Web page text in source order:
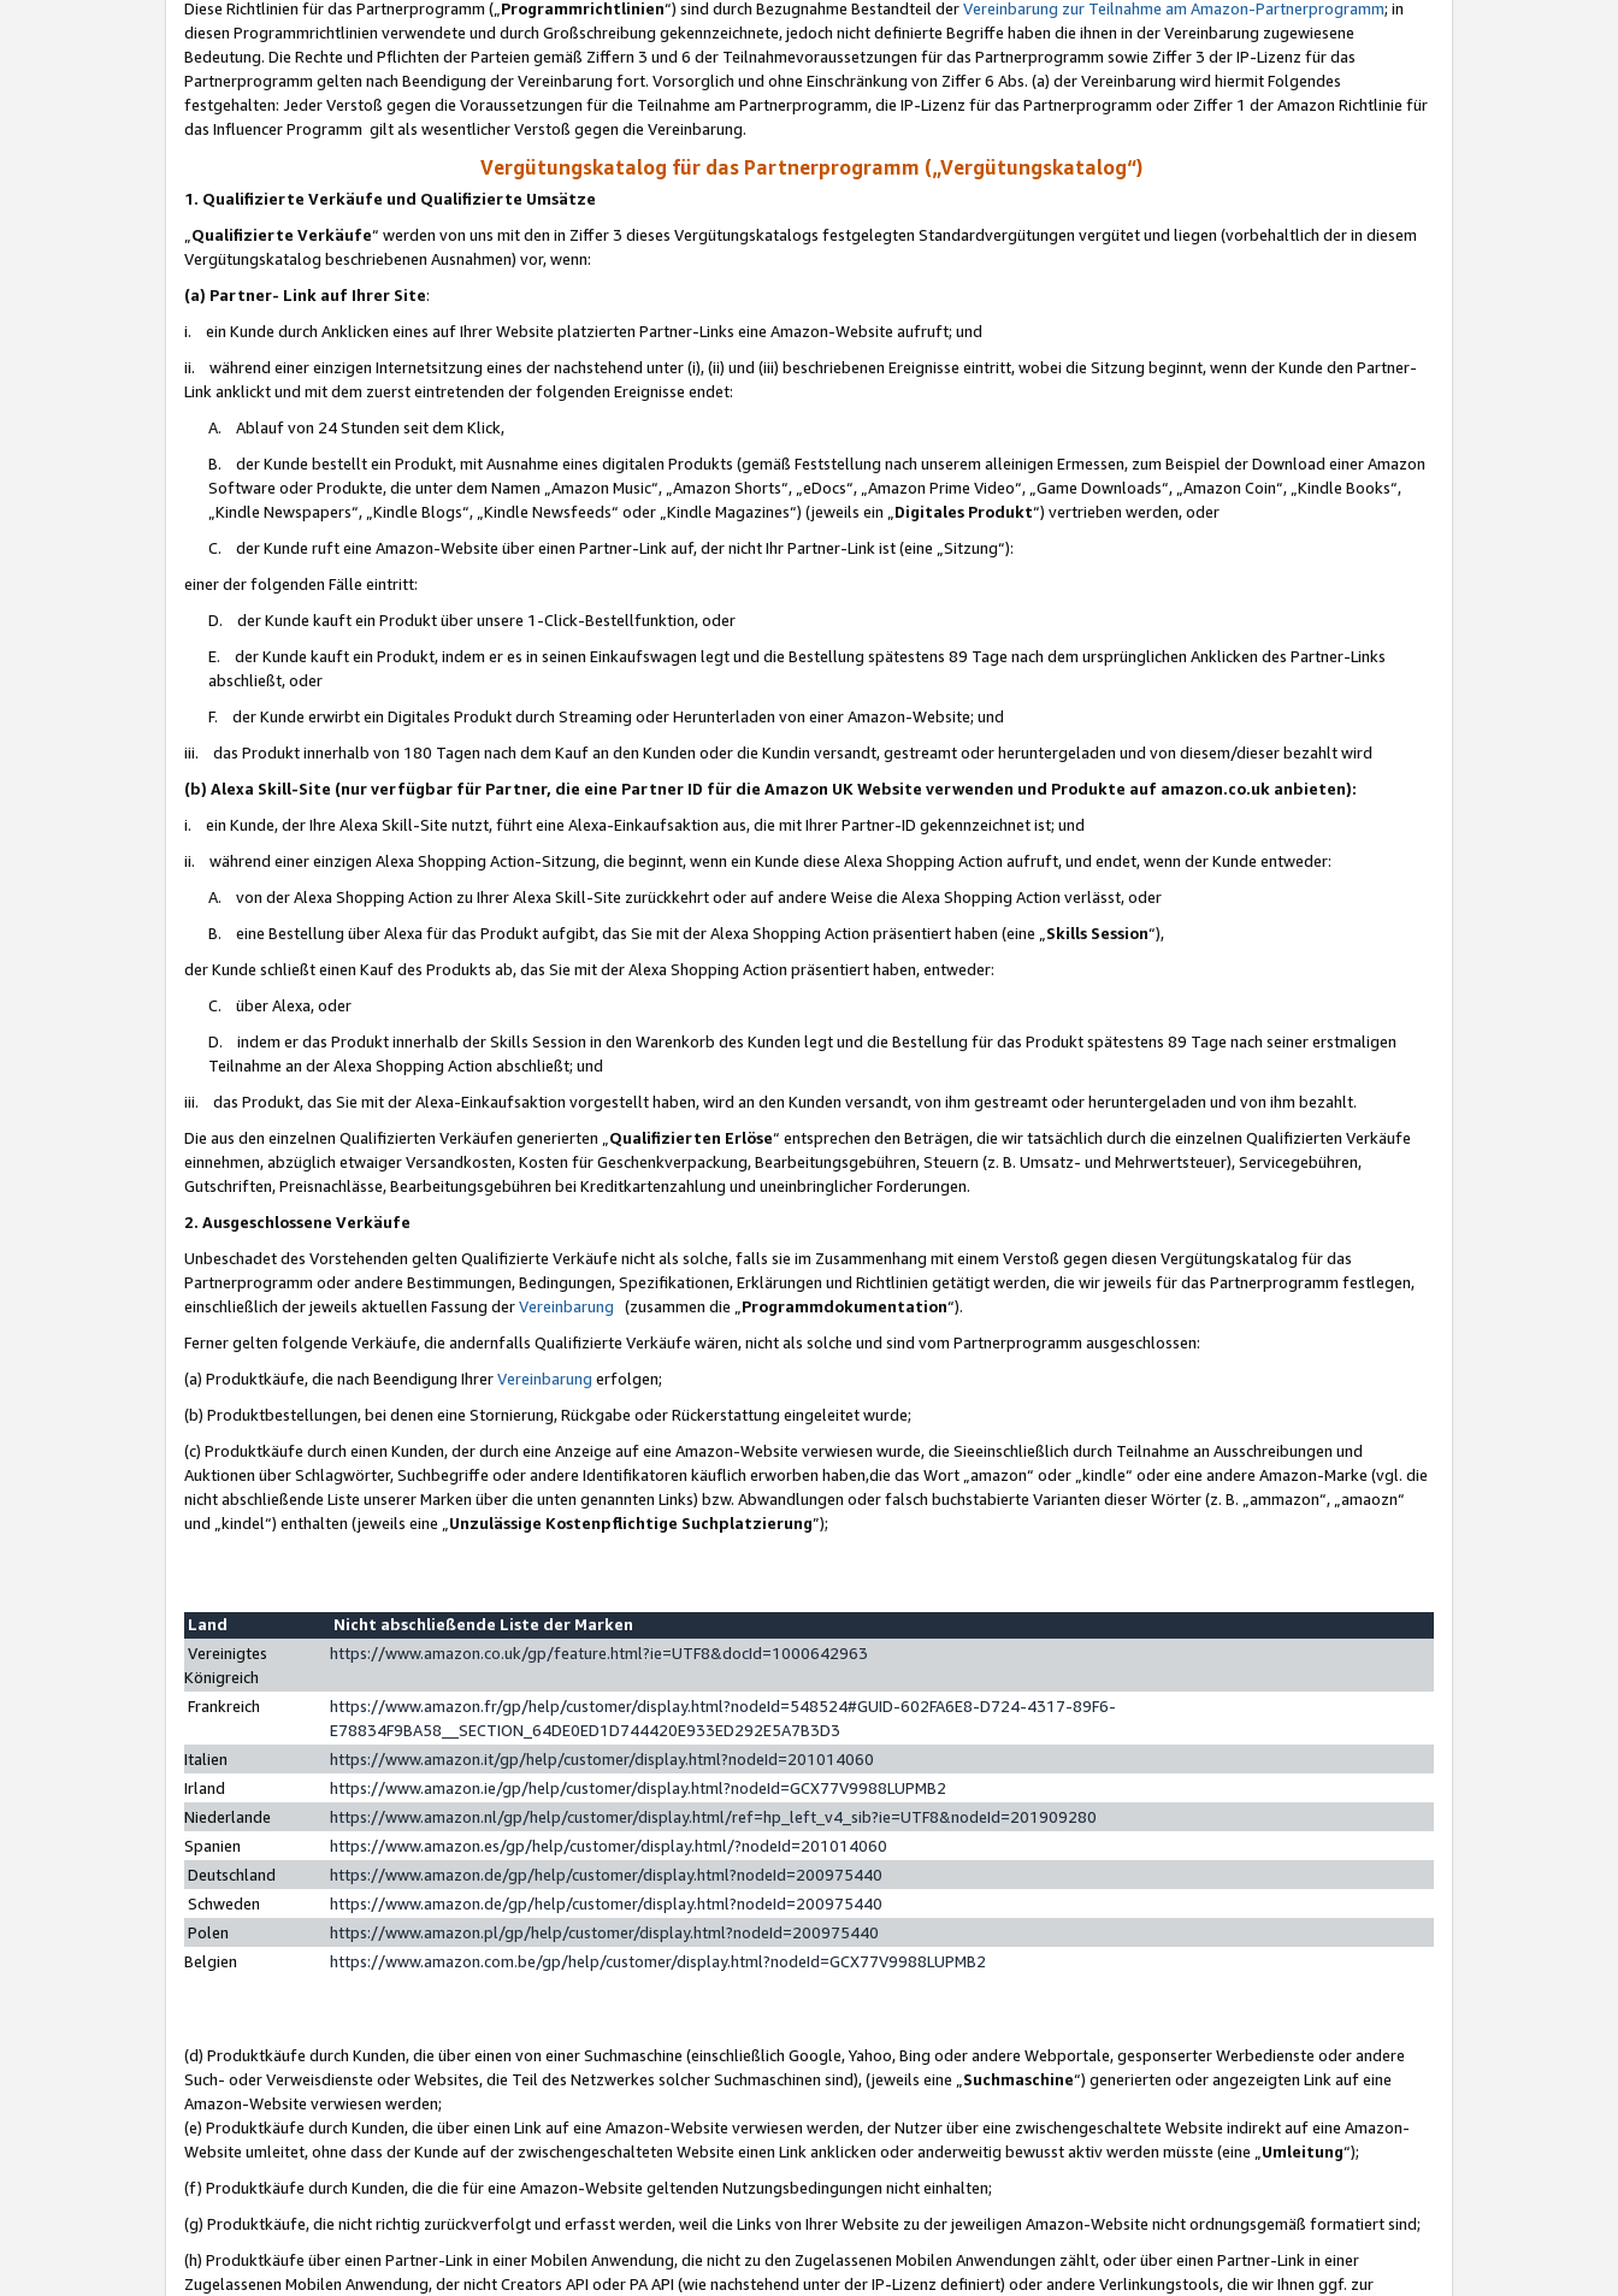
Diese Richtlinien für das Partnerprogramm („Programmrichtlinien“) sind durch Bezugnahme Bestandteil derVereinbarung zur Teilnahme am Amazon-Partnerprogramm; in
diesen Programmrichtlinien verwendete und durch Großschreibung gekennzeichnete, jedoch nicht definierte Begriffe haben die ihnen in der Vereinbarung zugewiesene
Bedeutung. Die Rechte und Pflichten der Parteien gemäß Ziffern 3 und 6 der Teilnahmevoraussetzungen für das Partnerprogramm sowie Ziffer 3 der IP-Lizenz für das
Partnerprogramm gelten nach Beendigung der Vereinbarung fort. Vorsorglich und ohne Einschränkung von Ziffer 6 Abs. (a) der Vereinbarung wird hiermit Folgendes
festgehalten: Jeder Verstoß gegen die Voraussetzungen für die Teilnahme am Partnerprogramm, die IP-Lizenz für das Partnerprogramm oder Ziffer 1 der Amazon Richtlinie für
das Influencer Programm gilt als wesentlicher Verstoß gegen die Vereinbarung.
Vergütungskatalog für das Partnerprogramm („Vergütungskatalog“)
1. Qualifizierte Verkäufe und Qualifizierte Umsätze
Qualifizierte Verkäufe“ werden von uns mit den in Ziffer 3 dieses Vergütungskatalogs festgelegten Standardvergütungen vergütet und liegen (vorbehaltlich der in diesem
Vergütungskatalog beschriebenen Ausnahmen) vor, wenn:
(a) Partner- Link auf Ihrer Site:
i. ein Kunde durch Anklicken eines auf Ihrer Website platzierten Partner-Links eine Amazon-Website aufruft; und
ii. während einer einzigen Internetsitzung eines der nachstehend unter (i), (ii) und (iii) beschriebenen Ereignisse eintritt, wobei die Sitzung beginnt, wenn der Kunde den Partner-
Link anklickt und mit dem zuerst eintretenden der folgenden Ereignisse endet:
A. Ablauf von 24 Stunden seit dem Klick,
B. der Kunde bestellt ein Produkt, mit Ausnahme eines digitalen Produkts (gemäß Feststellung nach unserem alleinigen Ermessen, zum Beispiel der Download einer Amazon
Software oder Produkte, die unter dem Namen „Amazon Music“, „Amazon Shorts“, „eDocs“, „Amazon Prime Video“, „Game Downloads“, „Amazon Coin“, „Kindle Books“,
„Kindle Newspapers“, „Kindle Blogs“, „Kindle Newsfeeds“ oder „Kindle Magazines“) (jeweils ein „ Digitales Produkt“) vertrieben werden, oder
C. der Kunde ruft eine Amazon-Website über einen Partner-Link auf, der nicht Ihr Partner-Link ist (eine „Sitzung“):
einer der folgenden Fälle eintritt:
D. der Kunde kauft ein Produkt über unsere 1-Click-Bestellfunktion, oder
E. der Kunde kauft ein Produkt, indem er es in seinen Einkaufswagen legt und die Bestellung spätestens 89 Tage nach dem ursprünglichen Anklicken des Partner-Links
abschließt, oder
F. der Kunde erwirbt ein Digitales Produkt durch Streaming oder Herunterladen von einer Amazon-Website; und
iii. das Produkt innerhalb von 180 Tagen nach dem Kauf an den Kunden oder die Kundin versandt, gestreamt oder heruntergeladen und von diesem/dieser bezahlt wird
(b) Alexa Skill-Site (nur verfügbar für Partner, die eine Partner ID für die Amazon UK Website verwenden und Produkte auf amazon.co.uk anbieten):
i. ein Kunde, der Ihre Alexa Skill-Site nutzt, führt eine Alexa-Einkaufsaktion aus, die mit Ihrer Partner-ID gekennzeichnet ist; und
ii. während einer einzigen Alexa Shopping Action-Sitzung, die beginnt, wenn ein Kunde diese Alexa Shopping Action aufruft, und endet, wenn der Kunde entweder:
A. von der Alexa Shopping Action zu Ihrer Alexa Skill-Site zurückkehrt oder auf andere Weise die Alexa Shopping Action verlässt, oder
B. eine Bestellung über Alexa für das Produkt aufgibt, das Sie mit der Alexa Shopping Action präsentiert haben (eine „ Skills Session“),
der Kunde schließt einen Kauf des Produkts ab, das Sie mit der Alexa Shopping Action präsentiert haben, entweder:
C. über Alexa, oder
D. indem er das Produkt innerhalb der Skills Session in den Warenkorb des Kunden legt und die Bestellung für das Produkt spätestens 89 Tage nach seiner erstmaligen
Teilnahme an der Alexa Shopping Action abschließt; und
iii. das Produkt, das Sie mit der Alexa-Einkaufsaktion vorgestellt haben, wird an den Kunden versandt, von ihm gestreamt oder heruntergeladen und von ihm bezahlt.
Die aus den einzelnen Qualifizierten Verkäufen generierten „ Qualifizierten Erlöse“ entsprechen den Beträgen, die wir tatsächlich durch die einzelnen Qualifizierten Verkäufe
einnehmen, abzüglich etwaiger Versandkosten, Kosten für Geschenkverpackung, Bearbeitungsgebühren, Steuern (z. B. Umsatz- und Mehrwertsteuer), Servicegebühren,
Gutschriften, Preisnachlässe, Bearbeitungsgebühren bei Kreditkartenzahlung und uneinbringlicher Forderungen.
2. Ausgeschlossene Verkäufe
Unbeschadet des Vorstehenden gelten Qualifizierte Verkäufe nicht als solche, falls sie im Zusammenhang mit einem Verstoß gegen diesen Vergütungskatalog für das
Partnerprogramm oder andere Bestimmungen, Bedingungen, Spezifikationen, Erklärungen und Richtlinien getätigt werden, die wir jeweils für das Partnerprogramm festlegen,
einschließlich der jeweils aktuellen Fassung derVereinbarung (zusammen die „ Programmdokumentation“).
Ferner gelten folgende Verkäufe, die andernfalls Qualifizierte Verkäufe wären, nicht als solche und sind vom Partnerprogramm ausgeschlossen:
(a) Produktkäufe, die nach Beendigung IhrerVereinbarung erfolgen;
(b) Produktbestellungen, bei denen eine Stornierung, Rückgabe oder Rückerstattung eingeleitet wurde;
(c) Produktkäufe durch einen Kunden, der durch eine Anzeige auf eine Amazon-Website verwiesen wurde, die Sieeinschließlich durch Teilnahme an Ausschreibungen und
Auktionen über Schlagwörter, Suchbegriffe oder andere Identifikatoren käuflich erworben haben,die das Wort „amazon“ oder „kindle“ oder eine andere Amazon-Marke (vgl. die
nicht abschließende Liste unserer Marken über die unten genannten Links) bzw. Abwandlungen oder falsch buchstabierte Varianten dieser Wörter (z. B. „ammazon“, „amaozn“
und „kindel“) enthalten (jeweils eine „ Unzulässige Kostenpflichtige Suchplatzierung”);
Land
Nicht abschließende Liste der Marken
Vereinigtes
Königreich
https://www.amazon.co.uk/gp/feature.html?ie=UTF8&docId=1000642963
Frankreich
https://www.amazon.fr/gp/help/customer/display.html?nodeId=548524#GUID-602FA6E8-D724-4317-89F6-
E78834F9BA58__SECTION_64DE0ED1D744420E933ED292E5A7B3D3
Italien
https://www.amazon.it/gp/help/customer/display.html?nodeId=201014060
Irland
https://www.amazon.ie/gp/help/customer/display.html?nodeId=GCX77V9988LUPMB2
Niederlande
https://www.amazon.nl/gp/help/customer/display.html/ref=hp_left_v4_sib?ie=UTF8&nodeId=201909280
Spanien
https://www.amazon.es/gp/help/customer/display.html/?nodeId=201014060
Deutschland
https://www.amazon.de/gp/help/customer/display.html?nodeId=200975440
Schweden
https://www.amazon.de/gp/help/customer/display.html?nodeId=200975440
Polen
https://www.amazon.pl/gp/help/customer/display.html?nodeId=200975440
Belgien
https://www.amazon.com.be/gp/help/customer/display.html?nodeId=GCX77V9988LUPMB2
(d) Produktkäufe durch Kunden, die über einen von einer Suchmaschine (einschließlich Google, Yahoo, Bing oder andere Webportale, gesponserter Werbedienste oder andere
Such- oder Verweisdienste oder Websites, die Teil des Netzwerkes solcher Suchmaschinen sind), (jeweils eine „ Suchmaschine“) generierten oder angezeigten Link auf eine
Amazon-Website verwiesen werden;
(e) Produktkäufe durch Kunden, die über einen Link auf eine Amazon-Website verwiesen werden, der Nutzer über eine zwischengeschaltete Website indirekt auf eine Amazon-
Website umleitet, ohne dass der Kunde auf der zwischengeschalteten Website einen Link anklicken oder anderweitig bewusst aktiv werden müsste (eine „ Umleitung“);
(f) Produktkäufe durch Kunden, die die für eine Amazon-Website geltenden Nutzungsbedingungen nicht einhalten;
(g) Produktkäufe, die nicht richtig zurückverfolgt und erfasst werden, weil die Links von Ihrer Website zu der jeweiligen Amazon-Website nicht ordnungsgemäß formatiert sind;
(h) Produktkäufe über einen Partner-Link in einer Mobilen Anwendung, die nicht zu den Zugelassenen Mobilen Anwendungen zählt, oder über einen Partner-Link in einer
Zugelassenen Mobilen Anwendung, der nicht Creators API oder PA API (wie nachstehend unter der IP-Lizenz definiert) oder andere Verlinkungstools, die wir Ihnen ggf. zur